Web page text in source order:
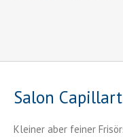
Salon Capillart
Kleiner aber feiner